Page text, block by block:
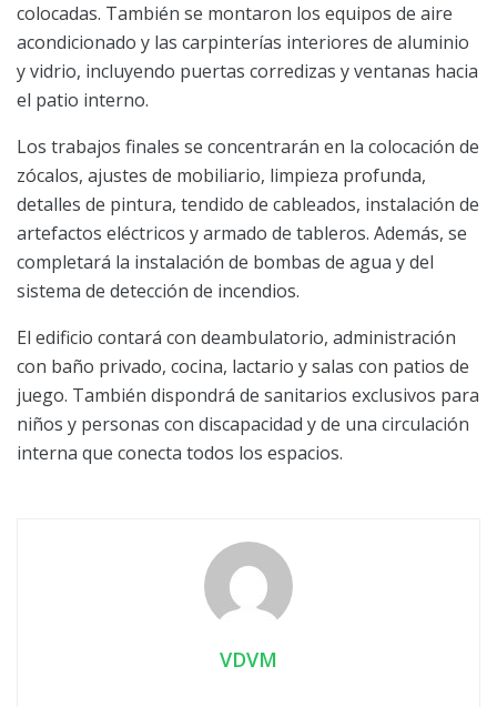
colocadas. También se montaron los equipos de aire
acondicionado y las carpinterías interiores de aluminio
y vidrio, incluyendo puertas corredizas y ventanas hacia
el patio interno.
Los trabajos finales se concentrarán en la colocación de
zócalos, ajustes de mobiliario, limpieza profunda,
detalles de pintura, tendido de cableados, instalación de
artefactos eléctricos y armado de tableros. Además, se
completará la instalación de bombas de agua y del
sistema de detección de incendios.
El edificio contará con deambulatorio, administración
con baño privado, cocina, lactario y salas con patios de
juego. También dispondrá de sanitarios exclusivos para
niños y personas con discapacidad y de una circulación
interna que conecta todos los espacios.
VDVM